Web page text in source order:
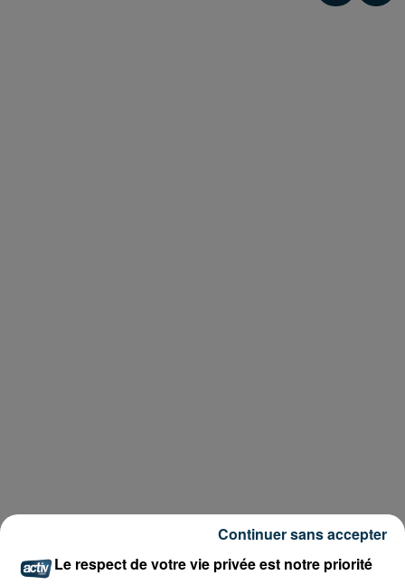
Le respect de votre vie privée est notre priorité
Continuer sans accepter